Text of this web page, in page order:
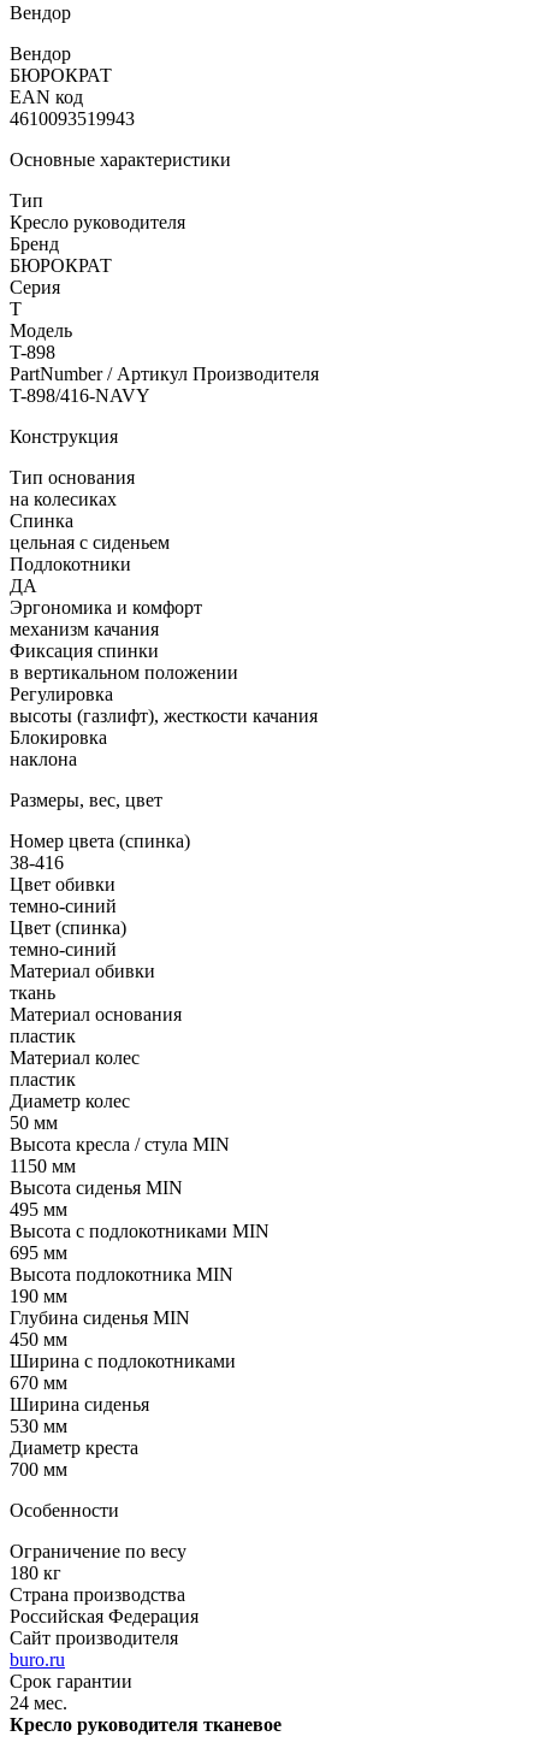
Вендор
Вендор
БЮРОКРАТ
EAN код
4610093519943
Основные характеристики
Тип
Кресло руководителя
Бренд
БЮРОКРАТ
Серия
T
Модель
T-898
PartNumber / Артикул Производителя
T-898/416-NAVY
Конструкция
Тип основания
на колесиках
Спинка
цельная с сиденьем
Подлокотники
ДА
Эргономика и комфорт
механизм качания
Фиксация спинки
в вертикальном положении
Регулировка
высоты (газлифт), жесткости качания
Блокировка
наклона
Размеры, вес, цвет
Номер цвета (спинка)
38-416
Цвет обивки
темно-синий
Цвет (спинка)
темно-синий
Материал обивки
ткань
Материал основания
пластик
Материал колес
пластик
Диаметр колес
50 мм
Высота кресла / стула MIN
1150 мм
Высота сиденья MIN
495 мм
Высота с подлокотниками MIN
695 мм
Высота подлокотника MIN
190 мм
Глубина сиденья MIN
450 мм
Ширина с подлокотниками
670 мм
Ширина сиденья
530 мм
Диаметр креста
700 мм
Особенности
Ограничение по весу
180 кг
Страна производства
Российская Федерация
Сайт производителя
buro.ru
Срок гарантии
24 мес.
Кресло руководителя тканевое